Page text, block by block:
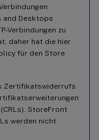
and Desktops
Verbindungen zu
daher hat die hier
für den Store
Zertifikatswiderrufs
StoreFront
werden nicht